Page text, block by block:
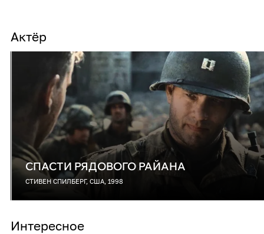
Актёр
СПАСТИ РЯДОВОГО РАЙАНА
СТИВЕН СПИЛБЕРГ, США, 1998
Интересное